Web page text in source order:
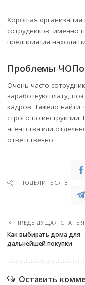
Хорошая организация
сотрудников, именно
предприятия
Проблемы
Очень часто
заработную плату,
кадров. Тяжело найти
строго по
агентства или
ответственно.
ПОДЕЛИТЬСЯ В
ПРЕДЫДУЩАЯ СТАТЬЯ
Как выбирать дома для
дальнейшей покупки
Оставить